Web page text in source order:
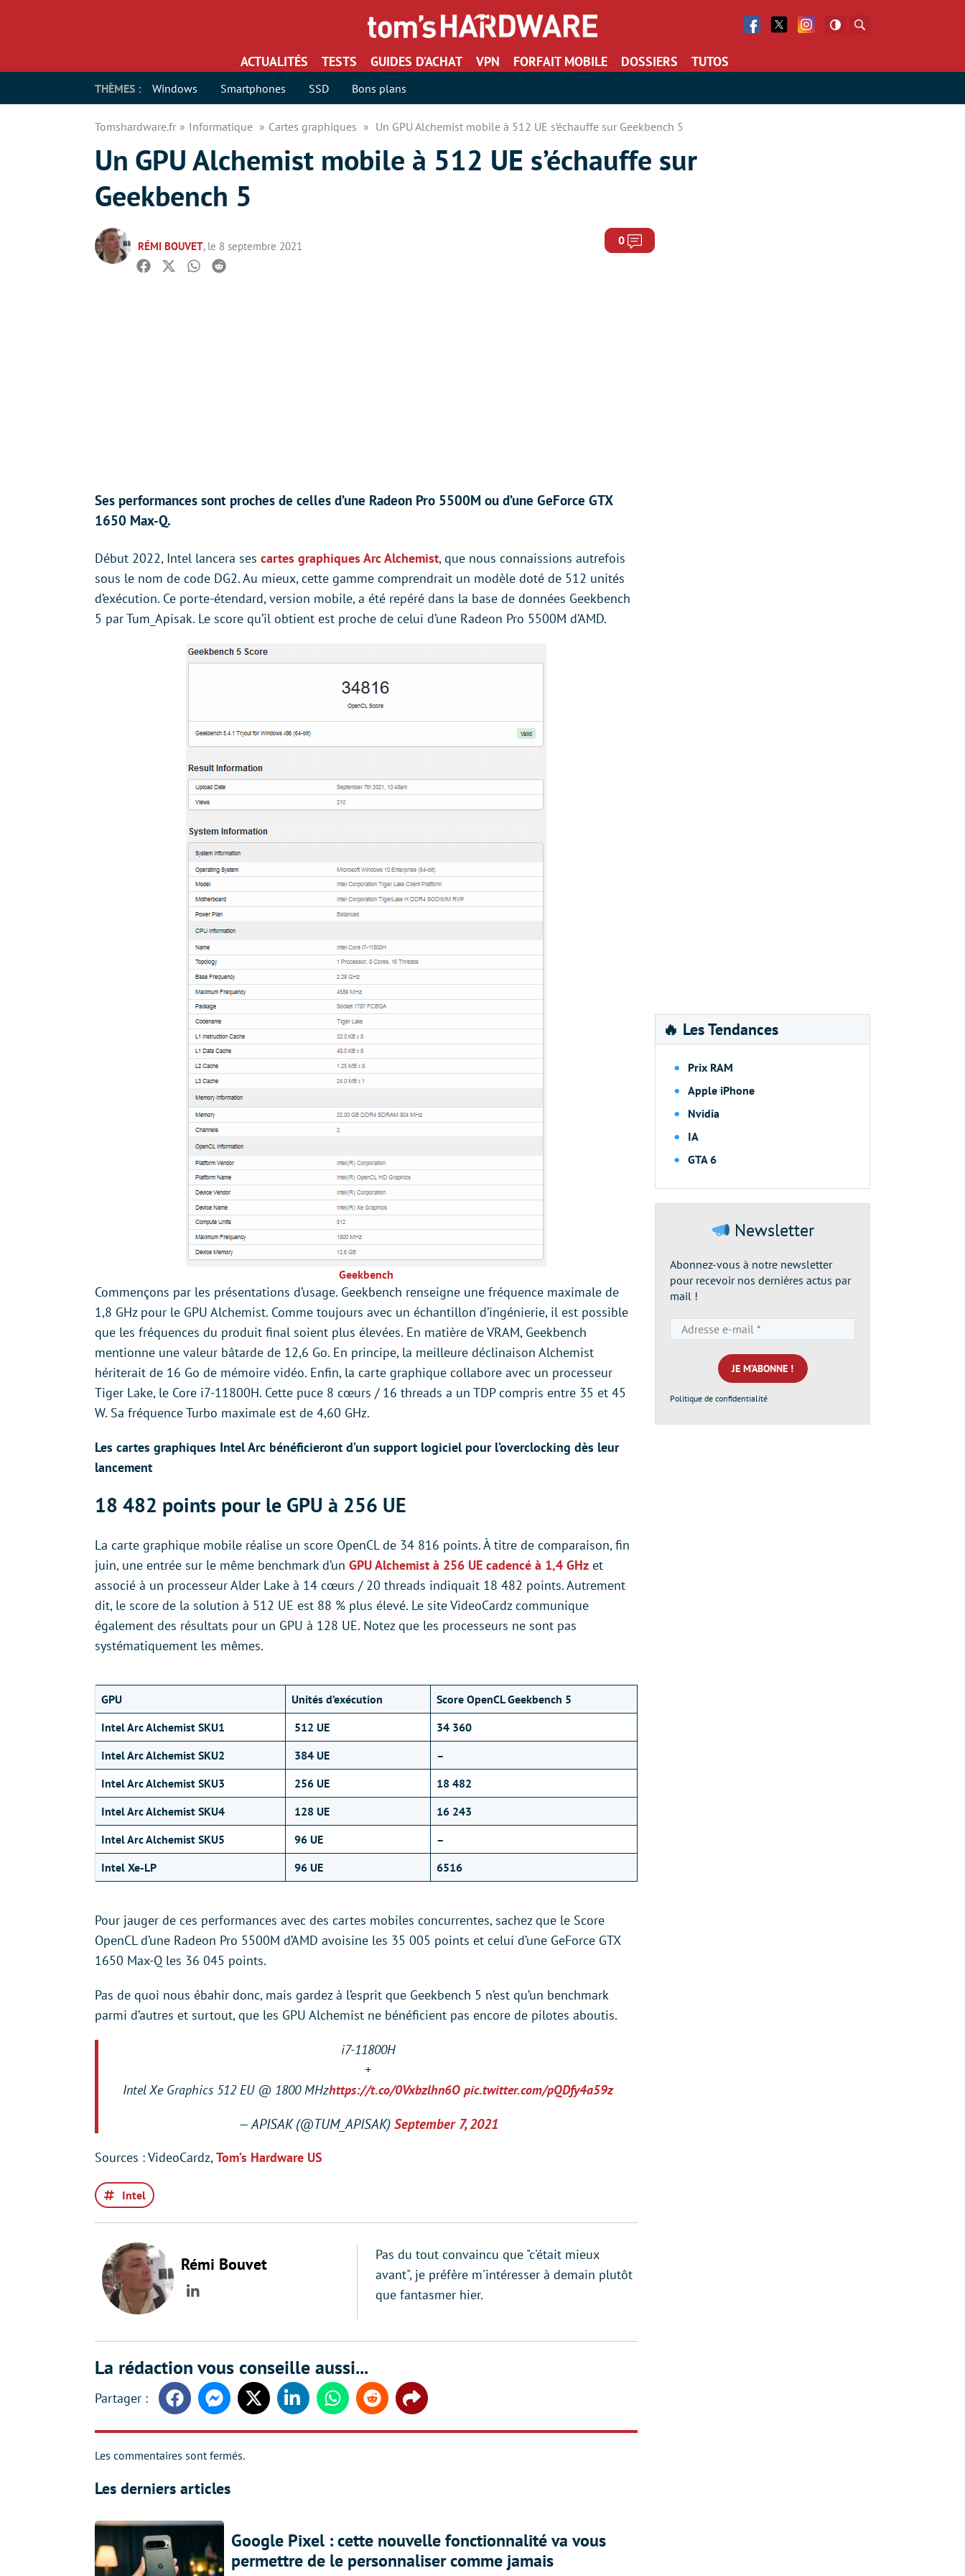
Facebook
Twitter Facebook
ACTUALITÉS TESTS GUIDES D’ACHAT VPN FORFAIT MOBILE DOSSIERS TUTOS
THÈMES : Windows Smartphones SSD Bons plans
Tomshardware.fr Informatique Cartes graphiques Un GPU Alchemist mobile à 512 UE s’échauffe sur Geekbench 5
Un GPU Alchemist mobile à 512 UE s’échauffe sur
Geekbench 5
RÉMI BOUVET, le 8 septembre 2021 0 Commentaires
Facebook
TwitterWhatsapp
Reddit
Ses performances sont proches de celles d’une Radeon Pro 5500M ou d’une GeForce GTX
1650 Max-Q.
Début 2022, Intel lancera ses cartes graphiques Arc Alchemist, que nous connaissions autrefois
sous le nom de code DG2. Au mieux, cette gamme comprendrait un modèle doté de 512 unités
d’exécution. Ce porte-étendard, version mobile, a été repéré dans la base de données Geekbench
5 par Tum_Apisak. Le score qu’il obtient est proche de celui d’une Radeon Pro 5500M d’AMD.
Geekbench
Commençons par les présentations d’usage. Geekbench renseigne une fréquence maximale de
1,8 GHz pour le GPU Alchemist. Comme toujours avec un échantillon d’ingénierie, il est possible
que les fréquences du produit final soient plus élevées. En matière de VRAM, Geekbench
mentionne une valeur bâtarde de 12,6 Go. En principe, la meilleure déclinaison Alchemist
hériterait de 16 Go de mémoire vidéo. Enfin, la carte graphique collabore avec un processeur
Tiger Lake, le Core i7-11800H. Cette puce 8 cœurs / 16 threads a un TDP compris entre 35 et 45
W. Sa fréquence Turbo maximale est de 4,60 GHz.
Les cartes graphiques Intel Arc bénéficieront d’un support logiciel pour l’overclocking dès leur
lancement
18 482 points pour le GPU à 256 UE
La carte graphique mobile réalise un score OpenCL de 34 816 points. À titre de comparaison, fin
juin, une entrée sur le même benchmark d’un GPU Alchemist à 256 UE cadencé à 1,4 GHz et
associé à un processeur Alder Lake à 14 cœurs / 20 threads indiquait 18 482 points. Autrement
dit, le score de la solution à 512 UE est 88 % plus élevé. Le site VideoCardz communique
également des résultats pour un GPU à 128 UE. Notez que les processeurs ne sont pas
systématiquement les mêmes.
GPU Unités d’exécution
Score OpenCL Geekbench 5
Intel Arc Alchemist SKU1
512 UE
34 360
Intel Arc Alchemist SKU2
384 UE
–
Intel Arc Alchemist SKU3
256 UE
18 482
Intel Arc Alchemist SKU4
128 UE
16 243
Intel Arc Alchemist SKU5
96 UE
–
Intel Xe-LP
96 UE 6516
Pour jauger de ces performances avec des cartes mobiles concurrentes, sachez que le Score
OpenCL d’une Radeon Pro 5500M d’AMD avoisine les 35 005 points et celui d’une GeForce GTX
1650 Max-Q les 36 045 points.
Pas de quoi nous ébahir donc, mais gardez à l’esprit que Geekbench 5 n’est qu’un benchmark
parmi d’autres et surtout, que les GPU Alchemist ne bénéficient pas encore de pilotes aboutis.
i7-11800H
+
Intel Xe Graphics 512 EU @ 1800 MHzhttps://t.co/0Vxbzlhn6O pic.twitter.com/pQDfy4a59z
— APISAK (@TUM_APISAK) September 7, 2021
Sources : VideoCardz,Tom’s Hardware US
Intel
Rémi Bouvet
LinkedIn
Pas du tout convaincu que "c'était mieux
avant", je préfère m'intéresser à demain plutôt
que fantasmer hier.
La rédaction vous conseille aussi...
FacebookMessengerTwitter LinkedinWhatsappReddit Share
Les commentaires sont fermés.
Les derniers articles
Google Pixel : cette nouvelle fonctionnalité va vous
permettre de le personnaliser comme jamais
🔥 Les Tendances
Prix RAM
Apple iPhone
Nvidia
IA
GTA 6
Newsletter
Abonnez-vous à notre newsletter
pour recevoir nos dernières actus par
mail !
e-
mail
*
Politique de confidentialité